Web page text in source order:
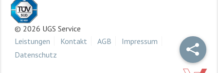
© 2026 UGS Service
Leistungen
Kontakt AGB
Impressum
Datenschutz